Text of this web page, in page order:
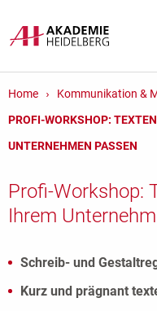
Home
Kommunikation &
PROFI-WORKSHOP:
UNTERNEHMEN PASSEN
Profi-Workshop:
Ihrem
Schreib- und
Kurz und prägnant